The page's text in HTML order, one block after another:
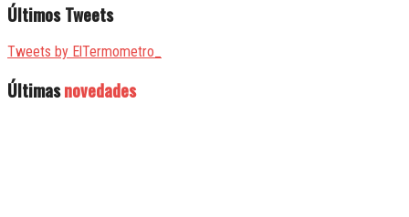
Últimos Tweets
Tweets by ElTermometro_
Últimasnovedades